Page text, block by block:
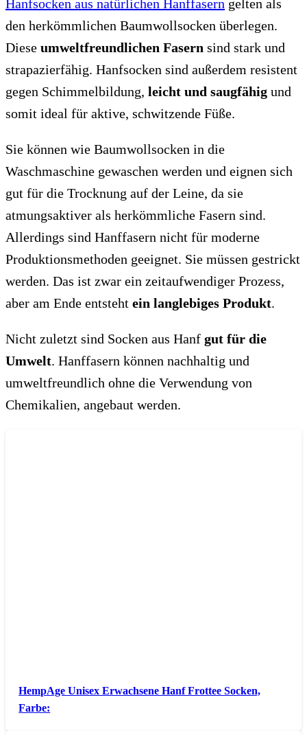
Hanfsocken aus natürlichen Hanffasern gelten als
den herkömmlichen Baumwollsocken überlegen.
Diese umweltfreundlichen Fasern sind stark und
strapazierfähig. Hanfsocken sind außerdem resistent
gegen Schimmelbildung, leicht und saugfähig und
somit ideal für aktive, schwitzende Füße.
Sie können wie Baumwollsocken in die
Waschmaschine gewaschen werden und eignen sich
gut für die Trocknung auf der Leine, da sie
atmungsaktiver als herkömmliche Fasern sind.
Allerdings sind Hanffasern nicht für moderne
Produktionsmethoden geeignet. Sie müssen gestrickt
werden. Das ist zwar ein zeitaufwendiger Prozess,
aber am Ende entsteht ein langlebiges Produkt.
Nicht zuletzt sind Socken aus Hanf gut für die
Umwelt. Hanffasern können nachhaltig und
umweltfreundlich ohne die Verwendung von
Chemikalien, angebaut werden.
HempAge Unisex Erwachsene Hanf Frottee Socken,
Farbe: